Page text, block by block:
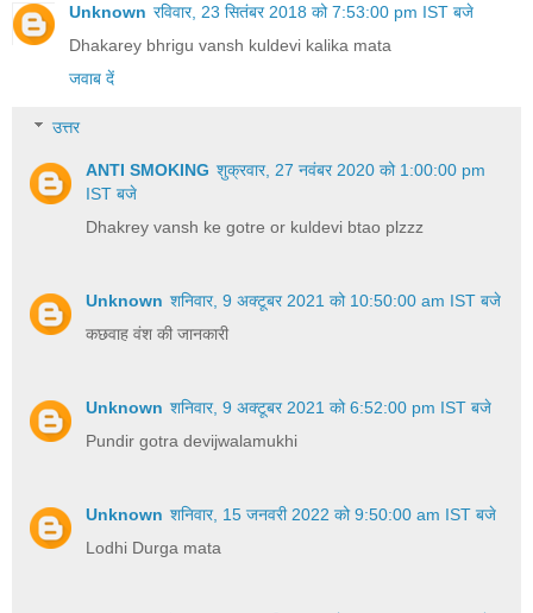
Unknown रविवार, 23 सितंबर 2018 को 7:53:00 pm IST बजे
Dhakarey bhrigu vansh kuldevi kalika mata
जवाब दें
उत्तर
ANTI SMOKING शुक्रवार, 27 नवंबर 2020 को 1:00:00 pm
IST बजे
Dhakrey vansh ke gotre or kuldevi btao plzzz
Unknown शनिवार, 9 अक्टूबर 2021 को 10:50:00 am IST बजे
कछवाह वंश की जानकारी
Unknown शनिवार, 9 अक्टूबर 2021 को 6:52:00 pm IST बजे
Pundir gotra devijwalamukhi
Unknown शनिवार, 15 जनवरी 2022 को 9:50:00 am IST बजे
Lodhi Durga mata